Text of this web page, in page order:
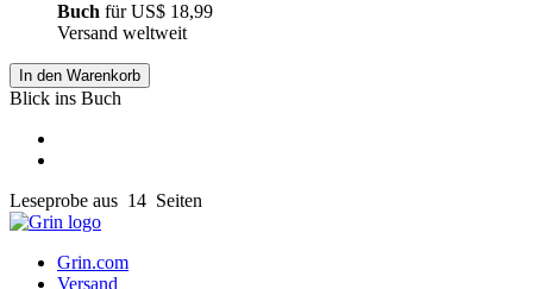
Buch fürUS$ 18,99
Versand weltweit
In den Warenkorb
Blick ins Buch
Leseprobe aus 14 Seiten
Grin.com
Versand